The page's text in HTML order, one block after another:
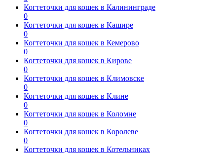
Когтеточки для кошек в Калининграде
0
Когтеточки для кошек в Кашире
0
Когтеточки для кошек в Кемерово
0
Когтеточки для кошек в Кирове
0
Когтеточки для кошек в Климовске
0
Когтеточки для кошек в Клине
0
Когтеточки для кошек в Коломне
0
Когтеточки для кошек в Королеве
0
Когтеточки для кошек в Котельниках